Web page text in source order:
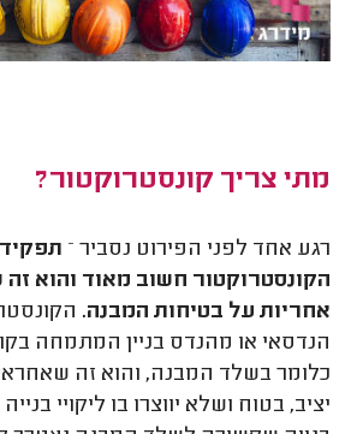
מתי צריך קונסטרוקטור?
רגע אחד לפני הפירוט נסביר –
הקונסטרוקטור חשוב מאוד והוא
אחריות על בטיחות המבנה.
הנדסאי או מהנדס בניין המתמחה
כלומר בשלד המבנה, והוא זה שאחראי
יציב, בטוח ושלא יווצרו בו ליקויי